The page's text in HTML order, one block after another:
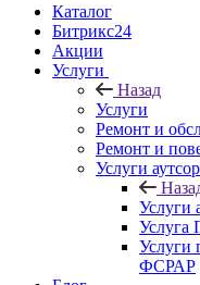
Каталог
Битрикс24
Акции
Услуги
Назад
Услуги
Ремонт и
Ремонт и
Услуги
Услуги
Услуга
Услуги
ФСРАР